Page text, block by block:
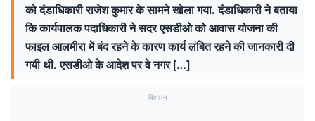
को दंडाधिकारी राजेश कुमार के सामने खोला गया. दंडाधिकारी ने बताया
कि कार्यपालक पदाधिकारी ने सदर एसडीओ को आवास योजना की
फाइल आलमीरा में बंद रहने के कारण कार्य लंबित रहने की जानकारी दी
गयी थी. एसडीओ के आदेश पर वे नगर […]
विज्ञापन